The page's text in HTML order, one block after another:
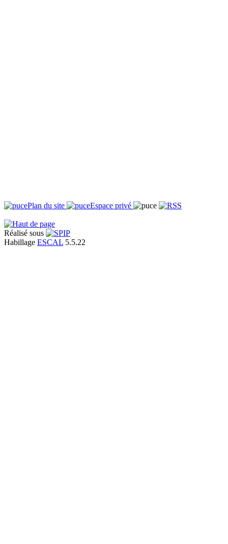
Plan du site Espace privé
Réalisé sous
Habillage ESCAL 5.5.22